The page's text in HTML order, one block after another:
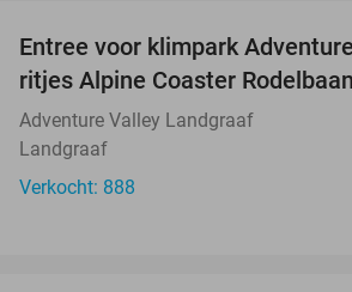
Entree voor klimpark
ritjes Alpine Coaster Rodelbaan
Adventure Valley Landgraaf
Landgraaf
Verkocht: 888